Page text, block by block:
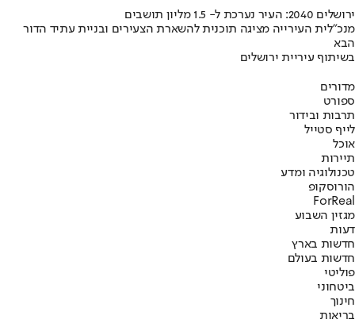
ירושלים 2040: העיר נערכת ל- 1.5 מליון תושבים
מנכ"לית העירייה מציגה תוכנית להשארת הצעירים ובניית עתיד הדור
הבא
בשיתוף עיריית ירושלים
מדורים
ספורט
תרבות ובידור
לייף סטייל
אוכל
תיירות
טכנולוגיה ומדע
הורוסקופ
ForReal
מגזין השבוע
דעות
חדשות בארץ
חדשות בעולם
פוליטי
ביטחוני
חינוך
בריאות